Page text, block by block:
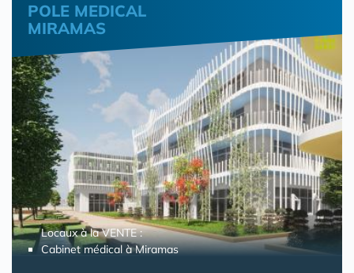
POLE MEDICAL
MIRAMAS
Locaux à la VENTE :
Cabinet médical à Miramas